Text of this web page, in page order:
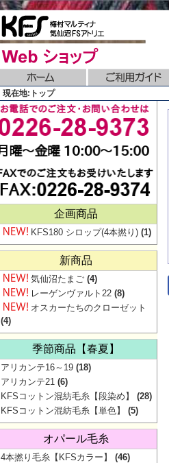
現在地:トップ
企画商品
KFS180 シロップ(4本撚り) (1)
新商品
気仙沼たまご (4)
レーゲンヴァルト22 (8)
オスカーたちのクローゼット
(4)
季節商品【春夏】
アリカンテ16～19 (18)
アリカンテ21 (6)
KFSコットン混紡毛糸【段染め】
(28)
KFSコットン混紡毛糸【単色】
(5)
オパール毛糸
4本撚り毛糸【KFSカラー】
(46)